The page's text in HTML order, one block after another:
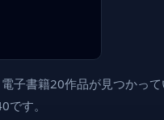
子書籍20作品が見つかっ
す。